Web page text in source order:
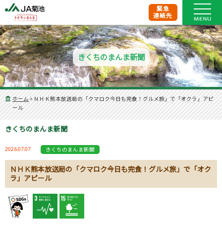
緊急
連絡先
きくちのまんま新聞
ホーム > ＮＨＫ熊本放送局の「クマロク今日も完食！グルメ旅」で「オクラ」アピ
ール
きくちのまんま新聞
2026.07.07 きくちのまんま新聞
ＮＨＫ熊本放送局の「クマロク今日も完食！グルメ旅」で「オク
ラ」アピール